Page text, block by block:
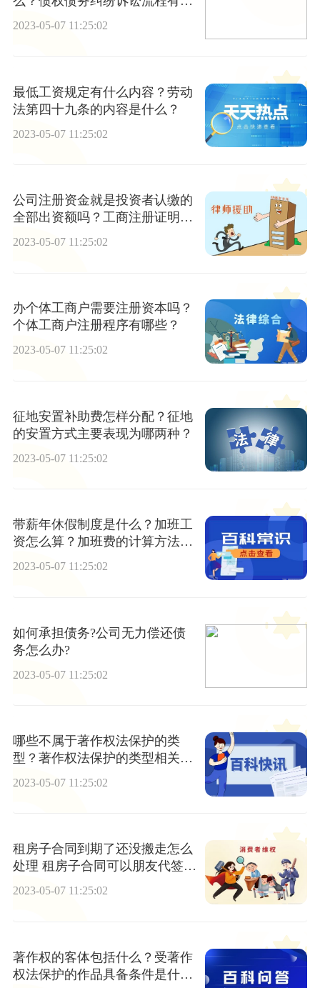
些？
2023-05-07 11:25:02
最低工资规定有什么内容？劳动
法第四十九条的内容是什么？
2023-05-07 11:25:02
公司注册资金就是投资者认缴的
全部出资额吗？工商注册证明怎
么开？
2023-05-07 11:25:02
办个体工商户需要注册资本吗？
个体工商户注册程序有哪些？
2023-05-07 11:25:02
征地安置补助费怎样分配？征地
的安置方式主要表现为哪两种？
2023-05-07 11:25:02
带薪年休假制度是什么？加班工
资怎么算？加班费的计算方法是
什么？
2023-05-07 11:25:02
如何承担债务?公司无力偿还债
务怎么办?
2023-05-07 11:25:02
哪些不属于著作权法保护的类
型？著作权法保护的类型相关法
2023-05-07 11:25:02
租房子合同到期了还没搬走怎么
处理 租房子合同可以朋友代签
吗？
2023-05-07 11:25:02
著作权的客体包括什么？受著作
权法保护的作品具备条件是什